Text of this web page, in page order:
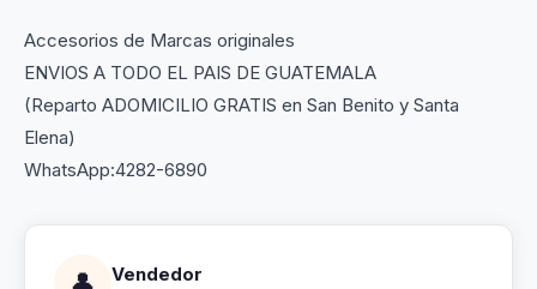
Accesorios de Marcas originales
ENVIOS A TODO EL PAIS DE GUATEMALA
(Reparto ADOMICILIO GRATIS en San Benito y Santa
Elena)
WhatsApp:4282-6890
Vendedor